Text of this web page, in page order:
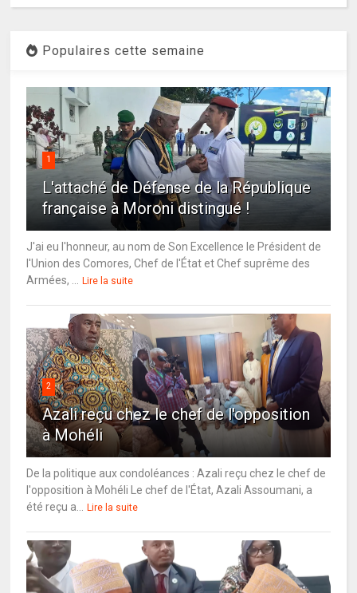
Populaires cette semaine
1
L'attaché de Défense de la République
française à Moroni distingué !
J'ai eu l'honneur, au nom de Son Excellence le Président de
l'Union des Comores, Chef de l'État et Chef suprême des
Armées, ...
Lire la suite
2
Azali reçu chez le chef de l'opposition
à Mohéli
De la politique aux condoléances : Azali reçu chez le chef de
l'opposition à Mohéli Le chef de l'État, Azali Assoumani, a
été reçu a...
Lire la suite